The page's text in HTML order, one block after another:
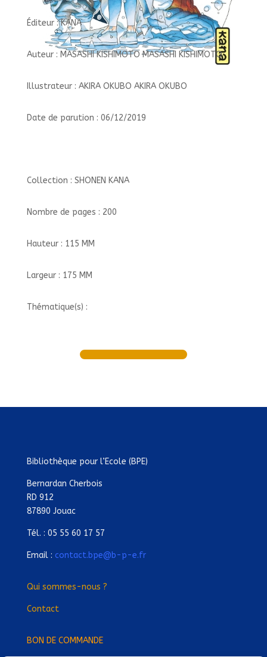
Éditeur : KANA
Auteur : MASASHI KISHIMOTO MASASHI KISHIMOTO
Illustrateur : AKIRA OKUBO AKIRA OKUBO
Date de parution : 06/12/2019
Collection : SHONEN KANA
Nombre de pages : 200
Hauteur : 115 MM
Largeur : 175 MM
Thématique(s) :
Bibliothèque pour l’Ecole (BPE)
Bernardan Cherbois
RD 912
87890 Jouac
Tél. : 05 55 60 17 57
Email : contact.bpe@b-p-e.fr
Qui sommes-nous ?
Contact
BON DE COMMANDE